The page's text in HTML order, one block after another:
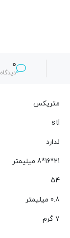
0
دیدگاه
متریکس
stl
ندارد
21*16*8 میلیمتر
54
0.8 میلیمتر
7 گرم